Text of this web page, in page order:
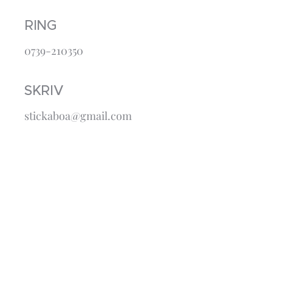
RING
0739-210350
SKRIV
stickaboa@gmail.com